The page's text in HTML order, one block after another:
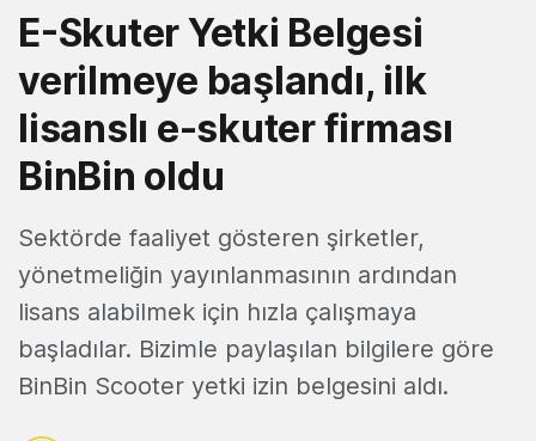
E-Skuter Yetki Belgesi
verilmeye başlandı, ilk
lisanslı e-skuter firması
BinBin oldu
Sektörde faaliyet gösteren şirketler,
yönetmeliğin yayınlanmasının ardından
lisans alabilmek için hızla çalışmaya
başladılar. Bizimle paylaşılan bilgilere göre
BinBin Scooter yetki izin belgesini aldı.